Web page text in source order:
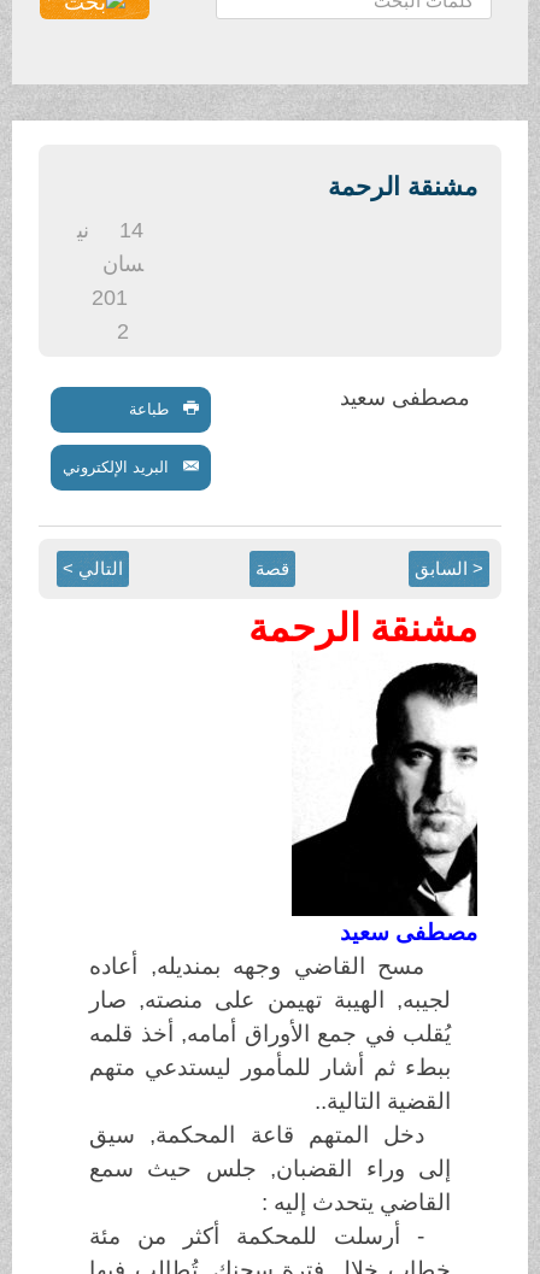
ح
ث
مشنقة الرحمة
14
سان
201
مصطفى سعيد طباعة
البريد الإلكتروني
< السابق قصة التالي >
مشنقة الرحمة
مصطفى سعيد
مسح القاضي وجهه بمنديله, أعاده
لجيبه, الهيبة تهيمن على منصته, صار
يُقلب في جمع الأوراق أمامه, أخذ قلمه
ببطء ثم أشار للمأمور ليستدعي متهم
القضية التالية..
دخل المتهم قاعة المحكمة, سيق
إلى وراء القضبان, جلس حيث سمع
القاضي يتحدث إليه :
- أرسلت للمحكمة أكثر من مئة